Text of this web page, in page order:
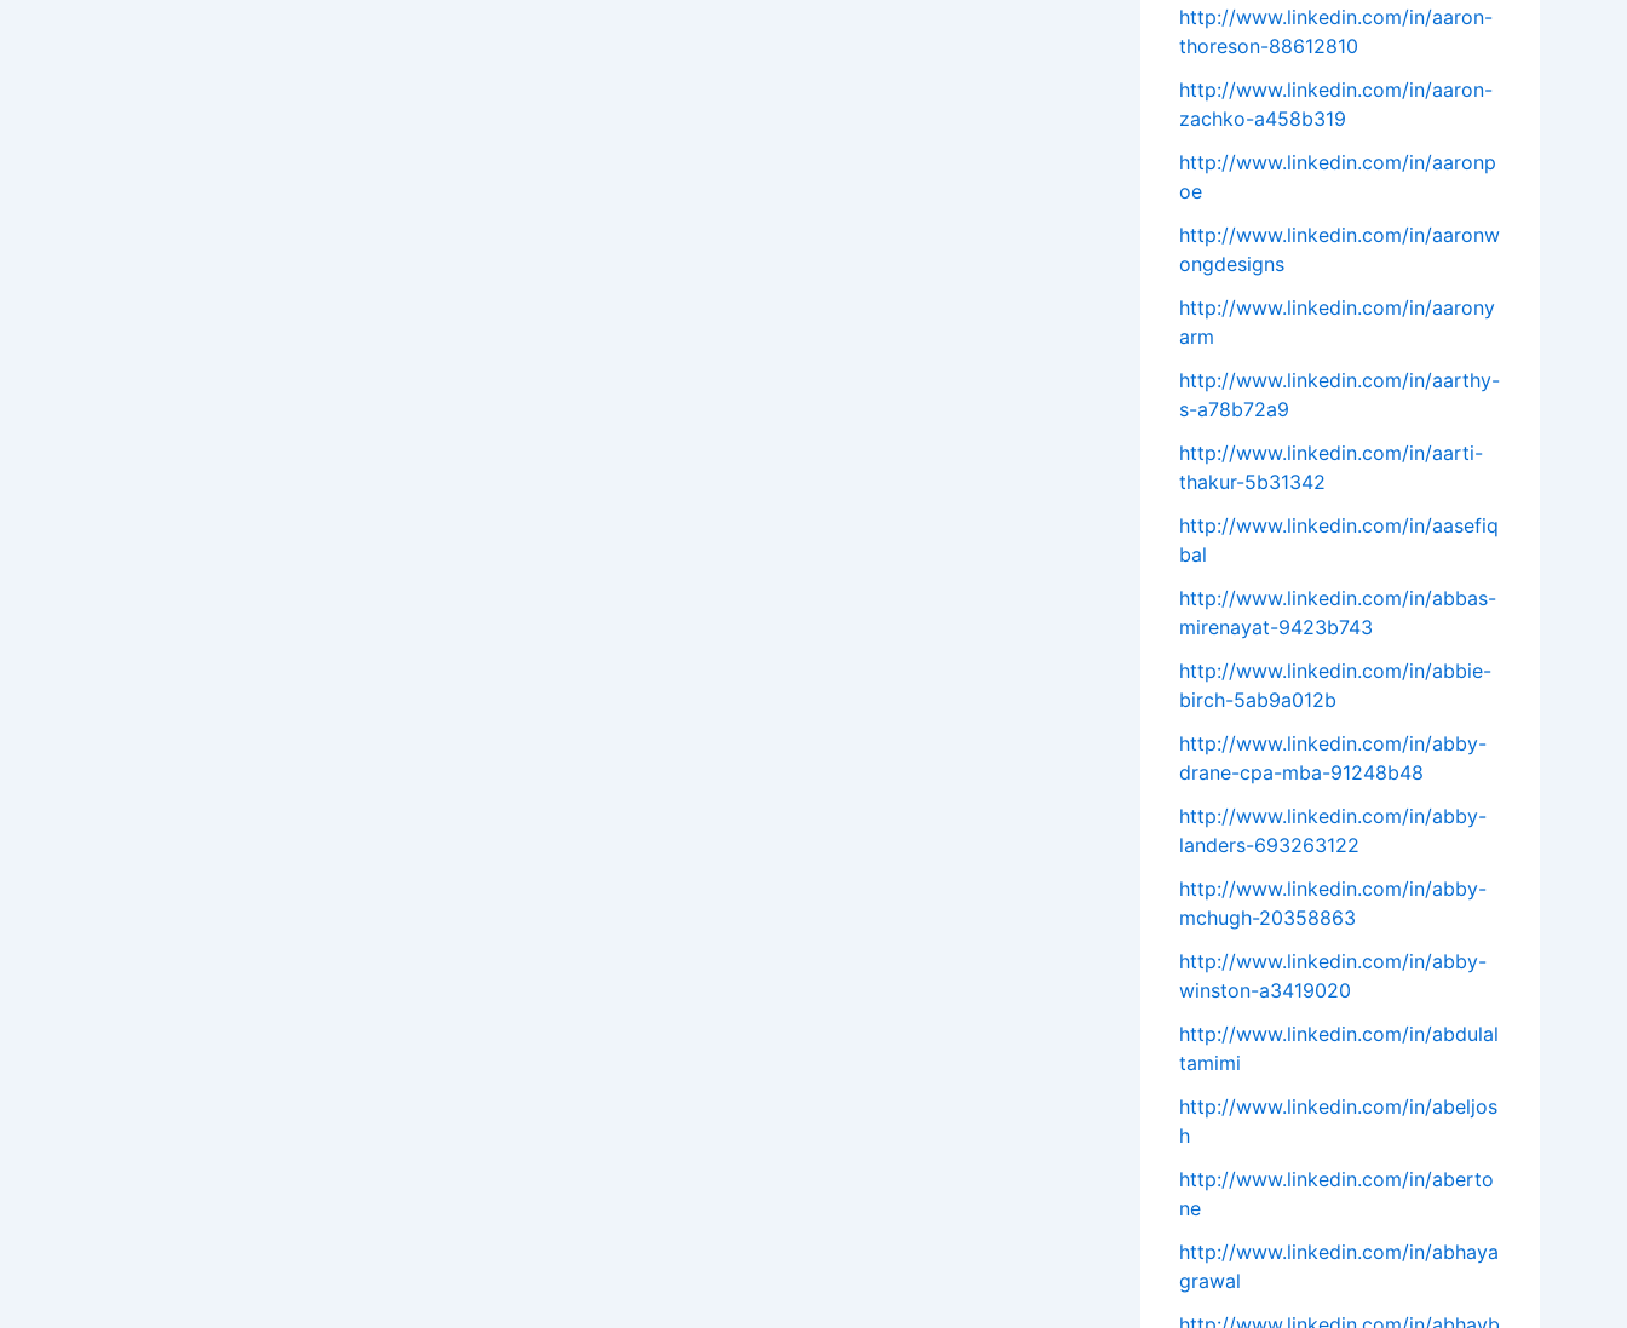
http://www.linkedin.com/in/aaron-
thoreson-88612810
http://www.linkedin.com/in/aaron-
zachko-a458b319
http://www.linkedin.com/in/aaronp
oe
http://www.linkedin.com/in/aaronw
ongdesigns
http://www.linkedin.com/in/aarony
arm
http://www.linkedin.com/in/aarthy-
s-a78b72a9
http://www.linkedin.com/in/aarti-
thakur-5b31342
http://www.linkedin.com/in/aasefiq
bal
http://www.linkedin.com/in/abbas-
mirenayat-9423b743
http://www.linkedin.com/in/abbie-
birch-5ab9a012b
http://www.linkedin.com/in/abby-
drane-cpa-mba-91248b48
http://www.linkedin.com/in/abby-
landers-693263122
http://www.linkedin.com/in/abby-
mchugh-20358863
http://www.linkedin.com/in/abby-
winston-a3419020
http://www.linkedin.com/in/abdulal
tamimi
http://www.linkedin.com/in/abeljos
h
http://www.linkedin.com/in/aberto
ne
http://www.linkedin.com/in/abhaya
grawal